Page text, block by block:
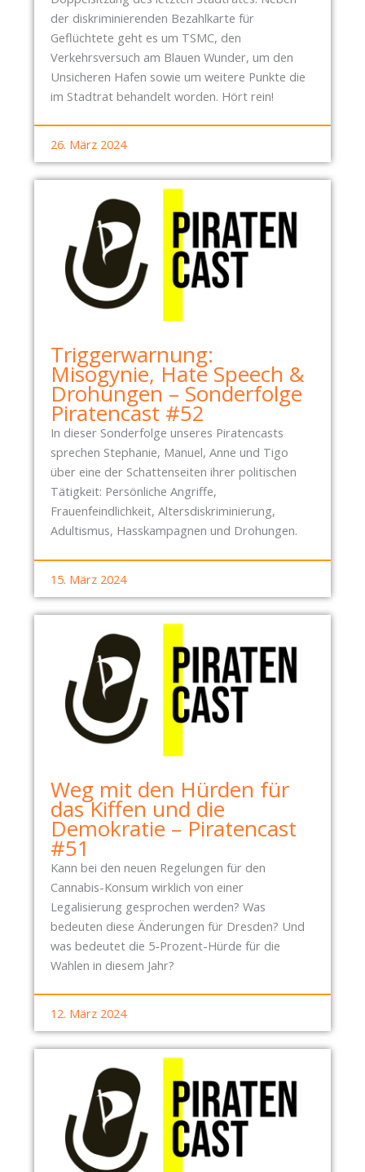
H
der diskriminierenden Bezahlkarte für
Geflüchtete geht es um TSMC, den
Verkehrsversuch am Blauen Wunder, um den
Unsicheren Hafen sowie um weitere Punkte die
im Stadtrat behandelt worden. Hört rein!
26. März 2024
Triggerwarnung:
Misogynie, Hate Speech &
Drohungen – Sonderfolge
Piratencast #52
In dieser Sonderfolge unseres Piratencasts
sprechen Stephanie, Manuel, Anne und Tigo
über eine der Schattenseiten ihrer politischen
Tätigkeit: Persönliche Angriffe,
Frauenfeindlichkeit, Altersdiskriminierung,
Adultismus, Hasskampagnen und Drohungen.
15. März 2024
Weg mit den Hürden für
das Kiffen und die
Demokratie – Piratencast
#51
Kann bei den neuen Regelungen für den
Cannabis-Konsum wirklich von einer
Legalisierung gesprochen werden? Was
bedeuten diese Änderungen für Dresden? Und
was bedeutet die 5-Prozent-Hürde für die
Wahlen in diesem Jahr?
12. März 2024